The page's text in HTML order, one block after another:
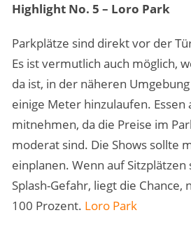
Highlight No. 5 – Loro Park
Parkplätze sind direkt vor der
Es ist vermutlich auch möglich,
da ist, in der näheren
einige Meter hinzulaufen.
mitnehmen, da die Preise im
moderat sind. Die Shows sollte
einplanen. Wenn auf Sitzplätzen
Splash-Gefahr, liegt die Chance,
100 Prozent. Loro Park